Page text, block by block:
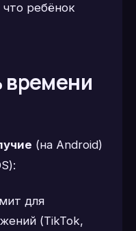
ребёнок
времени
(на Android)
для
(TikTok,